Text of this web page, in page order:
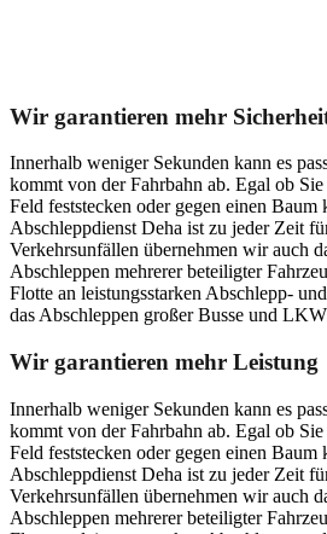
Wir garantieren mehr
Innerhalb weniger Sekunden kann es
kommt von der Fahrbahn ab. Egal ob
Feld feststecken oder gegen einen Baum
Abschleppdienst Deha ist zu jeder Zeit
Verkehrsunfällen übernehmen wir auch
Abschleppen mehrerer beteiligter
Flotte an leistungsstarken Abschlepp-
das Abschleppen großer Busse und
Wir garantieren mehr Leistung
Innerhalb weniger Sekunden kann es
kommt von der Fahrbahn ab. Egal ob
Feld feststecken oder gegen einen Baum
Abschleppdienst Deha ist zu jeder Zeit
Verkehrsunfällen übernehmen wir auch
Abschleppen mehrerer beteiligter